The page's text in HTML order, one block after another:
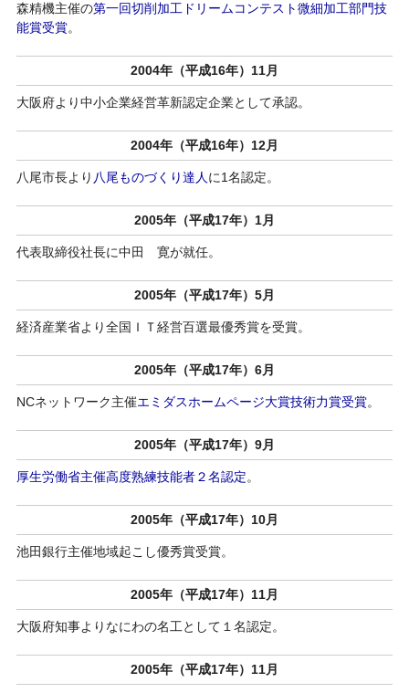
森精機主催の第一回切削加工ドリームコンテスト微細加工部門技
能賞受賞。
2004年（平成16年）11月
大阪府より中小企業経営革新認定企業として承認。
2004年（平成16年）12月
八尾市長より 八尾ものづくり達人 に1名認定。
2005年（平成17年）1月
代表取締役社長に中田 寛が就任。
2005年（平成17年）5月
経済産業省より全国ＩＴ経営百選最優秀賞を受賞。
2005年（平成17年）6月
NCネットワーク主催エミダスホームページ大賞技術力賞受賞。
2005年（平成17年）9月
厚生労働省主催高度熟練技能者２名認定。
2005年（平成17年）10月
池田銀行主催地域起こし優秀賞受賞。
2005年（平成17年）11月
大阪府知事よりなにわの名工として１名認定。
2005年（平成17年）11月